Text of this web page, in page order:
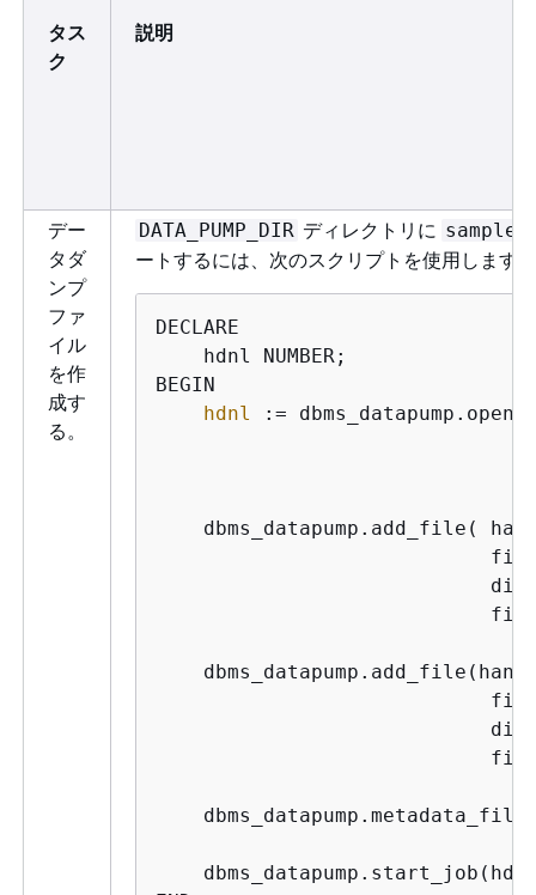
タス
ク
説明
デー
タダ
ンプ
ファ
イル
を作
成す
る。
DATA_PUMP_DIR ディレクトリに
ートするには、次のスクリプトを使用します。
DECLARE
    hdnl NUMBER;
BEGIN
hdnl
:= dbms_datapump.open(
    dbms_datapump.add_file(
    dbms_datapump.add_file(